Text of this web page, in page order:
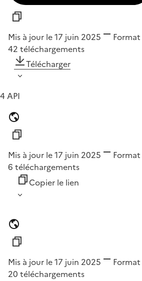
Mis à jour le 17 juin 2025 Format
42 téléchargements
Télécharger
4 API
Mis à jour le 17 juin 2025 Format
6 téléchargements
Copier le lien
Mis à jour le 17 juin 2025 Format
20 téléchargements